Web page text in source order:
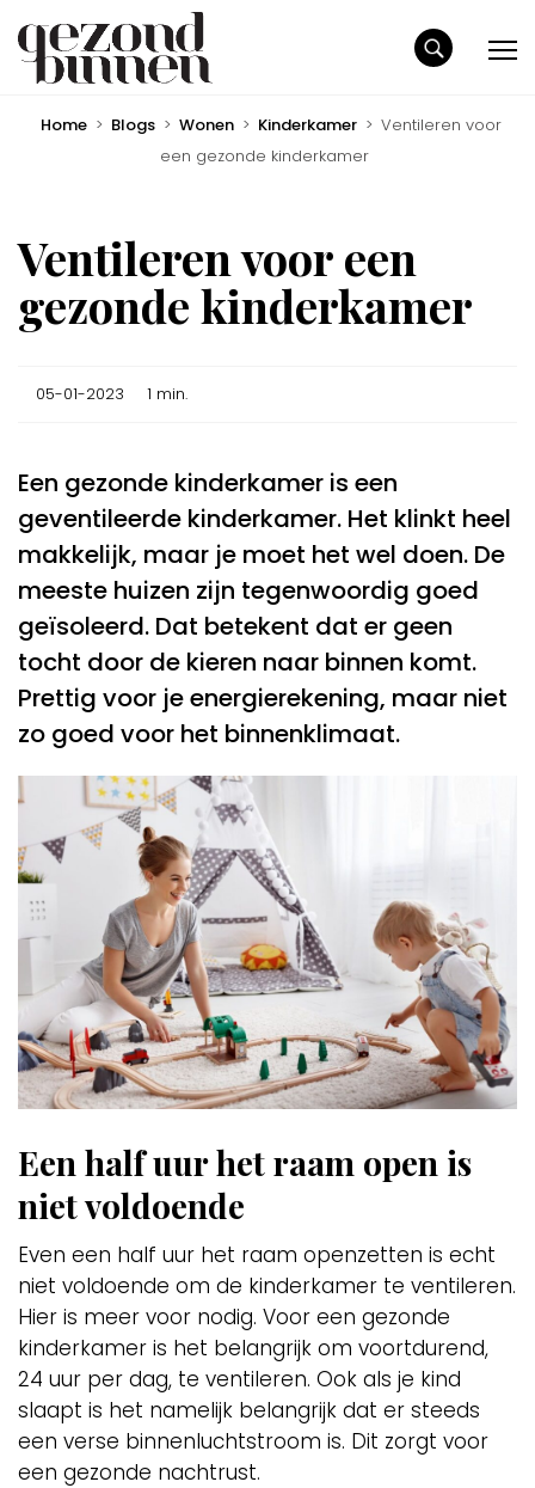
Home > Blogs > Wonen > Kinderkamer > Ventileren voor
een gezonde kinderkamer
Ventileren voor een
gezonde kinderkamer
05-01-2023 1 min.
Een gezonde kinderkamer is een
geventileerde kinderkamer. Het klinkt heel
makkelijk, maar je moet het wel doen. De
meeste huizen zijn tegenwoordig goed
geïsoleerd. Dat betekent dat er geen
tocht door de kieren naar binnen komt.
Prettig voor je energierekening, maar niet
zo goed voor het binnenklimaat.
Een half uur het raam open is
niet voldoende
Even een half uur het raam openzetten is echt
niet voldoende om de kinderkamer te ventileren.
Hier is meer voor nodig. Voor een gezonde
kinderkamer is het belangrijk om voortdurend,
24 uur per dag, te ventileren. Ook als je kind
slaapt is het namelijk belangrijk dat er steeds
een verse binnenluchtstroom is. Dit zorgt voor
een gezonde nachtrust.